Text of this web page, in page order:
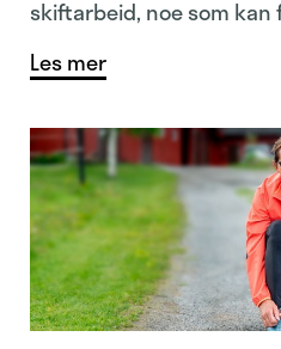
skiftarbeid, noe som kan
Les mer